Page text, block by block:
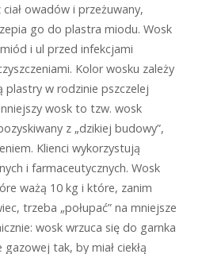
owadów i przeżuwany,
go do plastra miodu. Wosk
i ul przed infekcjami
Kolor wosku zależy
plastry w rodzinie pszczelej
wosk to tzw. wosk
z „dzikiej budowy”,
Klienci wykorzystują
i farmaceutycznych. Wosk
ważą 10 kg i które, zanim
trzeba „połupać” na mniejsze
wosk wrzuca się do garnka
tak, by miał ciekłą